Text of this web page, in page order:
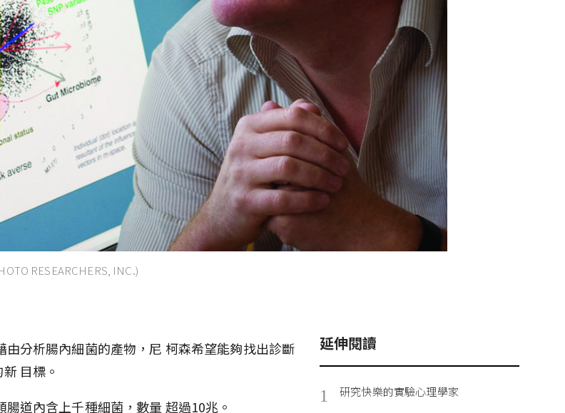
RESEARCHERS, INC.)
分析腸內細菌的產物，尼 柯森希望能夠找出診斷
目標。
道內含上千種細菌，數量 超過10兆。
延伸閱讀
1 研究快樂的實驗心理學家